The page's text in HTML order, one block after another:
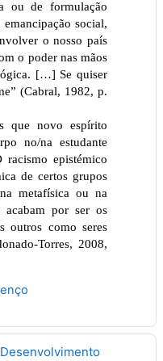
ou de formulação
social,
o nosso país
o poder nas mãos
[…] Se quiser
(Cabral, 1982, p.
que novo espírito
no/na estudante
racismo epistémico
de certos grupos
metafísica ou na
acabam por ser os
outros como seres
Torres, 2008,